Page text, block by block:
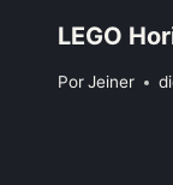
LEGO
PorJeiner